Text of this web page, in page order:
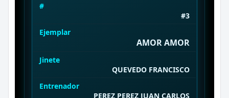
#
#3
Ejemplar
AMOR AMOR
Jinete
QUEVEDO FRANCISCO
Entrenador
PEREZ PEREZ JUAN CARLOS